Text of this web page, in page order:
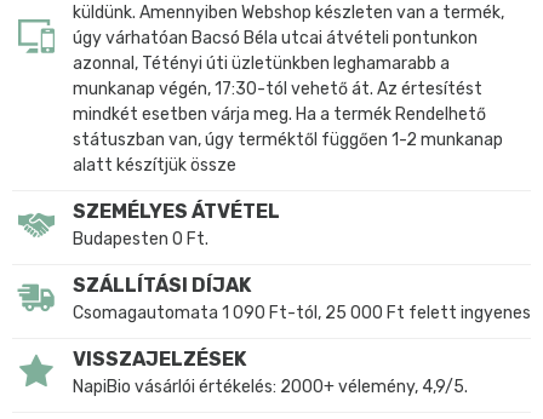
küldünk. Amennyiben Webshop készleten van a termék,
úgy várhatóan Bacsó Béla utcai átvételi pontunkon
azonnal, Tétényi úti üzletünkben leghamarabb a
munkanap végén, 17:30-tól vehető át. Az értesítést
mindkét esetben várja meg. Ha a termék Rendelhető
státuszban van, úgy terméktől függően 1-2 munkanap
alatt készítjük össze
SZEMÉLYES ÁTVÉTEL
Budapesten 0 Ft.
SZÁLLÍTÁSI DÍJAK
Csomagautomata 1 090 Ft-tól, 25 000 Ft felett ingyenes
VISSZAJELZÉSEK
NapiBio vásárlói értékelés: 2000+ vélemény, 4,9/5.